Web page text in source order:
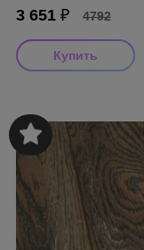
3 651 ₽ 4792